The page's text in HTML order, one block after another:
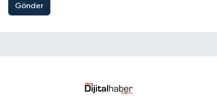
Gönder